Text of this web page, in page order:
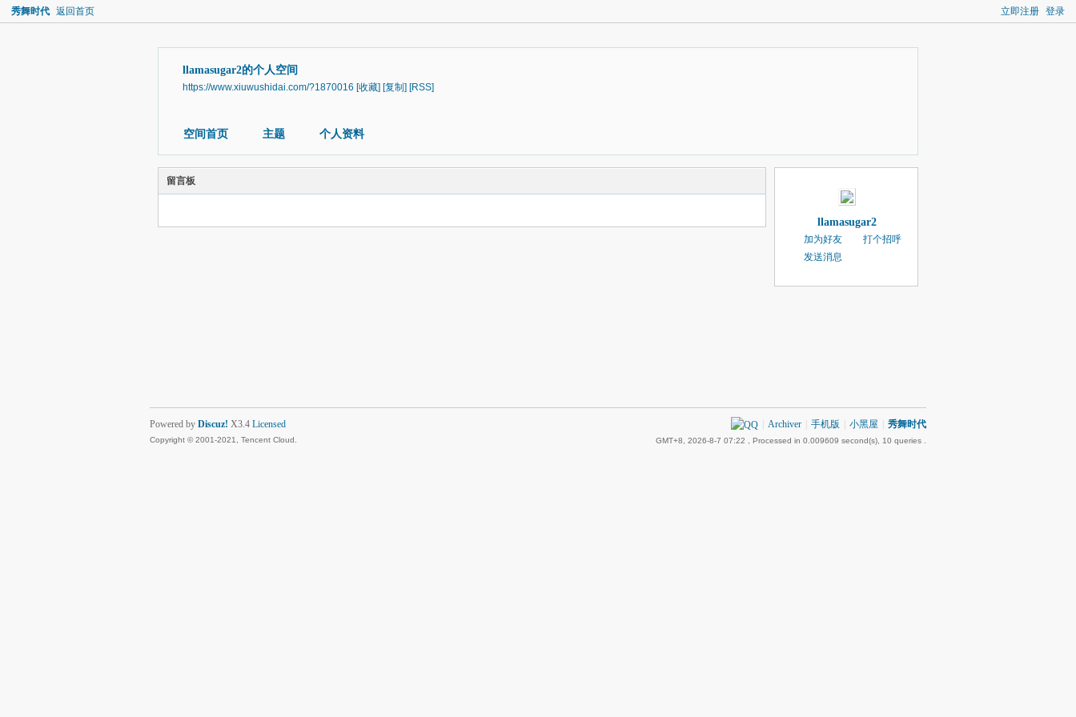
立即注册 登录
秀舞时代 返回首页
llamasugar2的个人空间
https://www.xiuwushidai.com/?1870016 [收藏] [复制] [RSS]
空间首页 主题 个人资料
留言板
llamasugar2
加为好友
打个招呼
发送消息
Archiver 手机版 小黑屋 秀舞时代
GMT+8, 2026-8-7 07:22 , Processed in 0.009609 second(s), 10 queries .
Powered by Discuz! X3.4 Licensed
Copyright © 2001-2021, Tencent Cloud.